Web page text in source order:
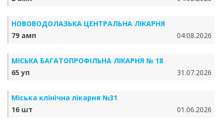
НОВОВОДОЛАЗЬКА ЦЕНТРАЛЬНА ЛІКАРНЯ
79 амп
04.08.2026
МІСЬКА БАГАТОПРОФІЛЬНА ЛІКАРНЯ № 18
65 уп
31.07.2026
Міська клінічна лікарня №31
16 шт
01.06.2026